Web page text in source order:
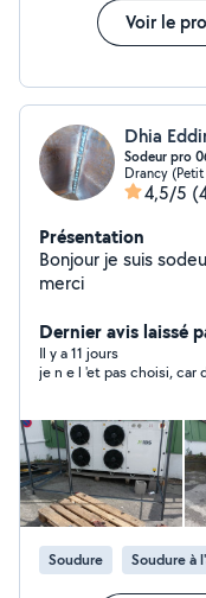
Voir le
Dhia
Sodeur pro
Drancy
4,5/5
Présentation
Bonjour je suis
merci
Dernier avis laissé
Il y a 11 jours
je n e l 'et pas choisi, car
Soudure Soudure à